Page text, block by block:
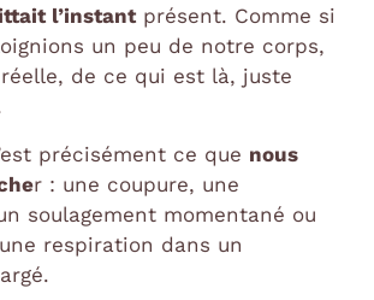
l’instantprésent. Comme si
un peu de notre corps,
de ce qui est là, juste
précisément ce que nous
r : une coupure, une
soulagement momentané ou
respiration dans un